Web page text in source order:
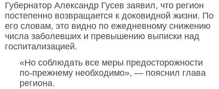
Губернатор Александр Гусев заявил, что регион
постепенно возвращается к доковидной жизни. По
его словам, это видно по ежедневному снижению
числа заболевших и превышению выписки над
госпитализацией.
«Но соблюдать все меры предосторожности
по-прежнему необходимо», — пояснил глава
региона.